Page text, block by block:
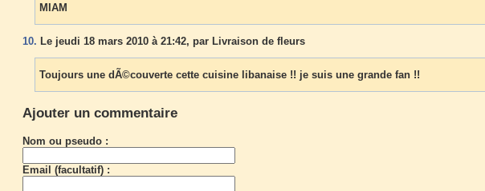
MIAM
10. Le jeudi 18 mars 2010 à 21:42, par Livraison de fleurs
Toujours une dÃ©couverte cette cuisine libanaise !! je suis une grande fan !!
Ajouter un commentaire
Nom ou pseudo :
Email (facultatif) :